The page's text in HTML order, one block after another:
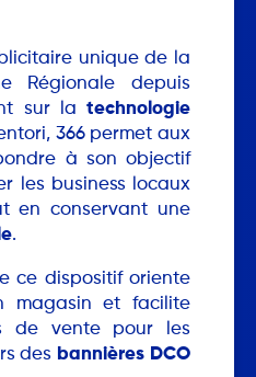
unique de la
Régionale depuis
sur la technologie
366 permet aux
à son objectif
les business locaux
en conservant une
.
ce dispositif oriente
magasin et facilite
de vente pour les
des bannières DCO